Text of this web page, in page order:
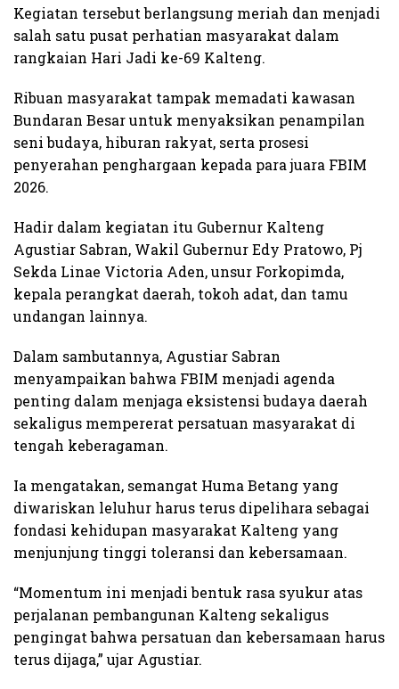
Kegiatan tersebut berlangsung meriah dan menjadi
salah satu pusat perhatian masyarakat dalam
rangkaian Hari Jadi ke-69 Kalteng.
Ribuan masyarakat tampak memadati kawasan
Bundaran Besar untuk menyaksikan penampilan
seni budaya, hiburan rakyat, serta prosesi
penyerahan penghargaan kepada para juara FBIM
2026.
Hadir dalam kegiatan itu Gubernur Kalteng
Agustiar Sabran, Wakil Gubernur Edy Pratowo, Pj
Sekda Linae Victoria Aden, unsur Forkopimda,
kepala perangkat daerah, tokoh adat, dan tamu
undangan lainnya.
Dalam sambutannya, Agustiar Sabran
menyampaikan bahwa FBIM menjadi agenda
penting dalam menjaga eksistensi budaya daerah
sekaligus mempererat persatuan masyarakat di
tengah keberagaman.
Ia mengatakan, semangat Huma Betang yang
diwariskan leluhur harus terus dipelihara sebagai
fondasi kehidupan masyarakat Kalteng yang
menjunjung tinggi toleransi dan kebersamaan.
“Momentum ini menjadi bentuk rasa syukur atas
perjalanan pembangunan Kalteng sekaligus
pengingat bahwa persatuan dan kebersamaan harus
terus dijaga,” ujar Agustiar.